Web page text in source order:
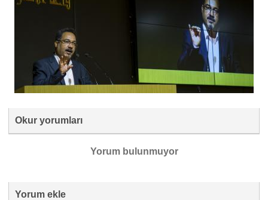
Okur yorumları
Yorum bulunmuyor
Yorum ekle